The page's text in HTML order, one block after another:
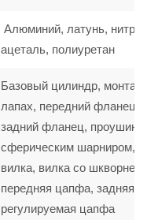
Алюминий, латунь,
ацеталь, полиуретан
Базовый цилиндр, монтаж
лапах, передний фланец,
задний фланец, проушина
сферическим шарниром,
вилка, вилка со шкворнем,
передняя цапфа, задняя
регулируемая цапфа